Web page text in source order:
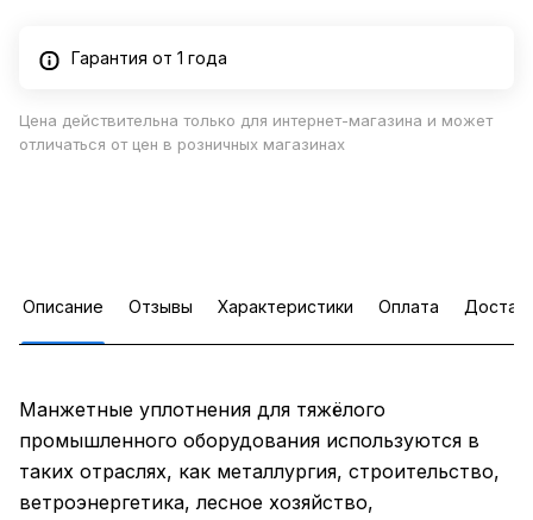
Гарантия от 1 года
Цена действительна только для интернет-магазина и может
отличаться от цен в розничных магазинах
Описание Отзывы Характеристики Оплата
Манжетные уплотнения для тяжёлого
промышленного оборудования используются в
таких отраслях, как металлургия, строительство,
ветроэнергетика, лесное хозяйство,